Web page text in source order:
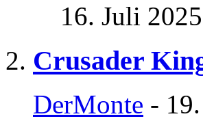
16. Juli
Crusader
DerMonte -